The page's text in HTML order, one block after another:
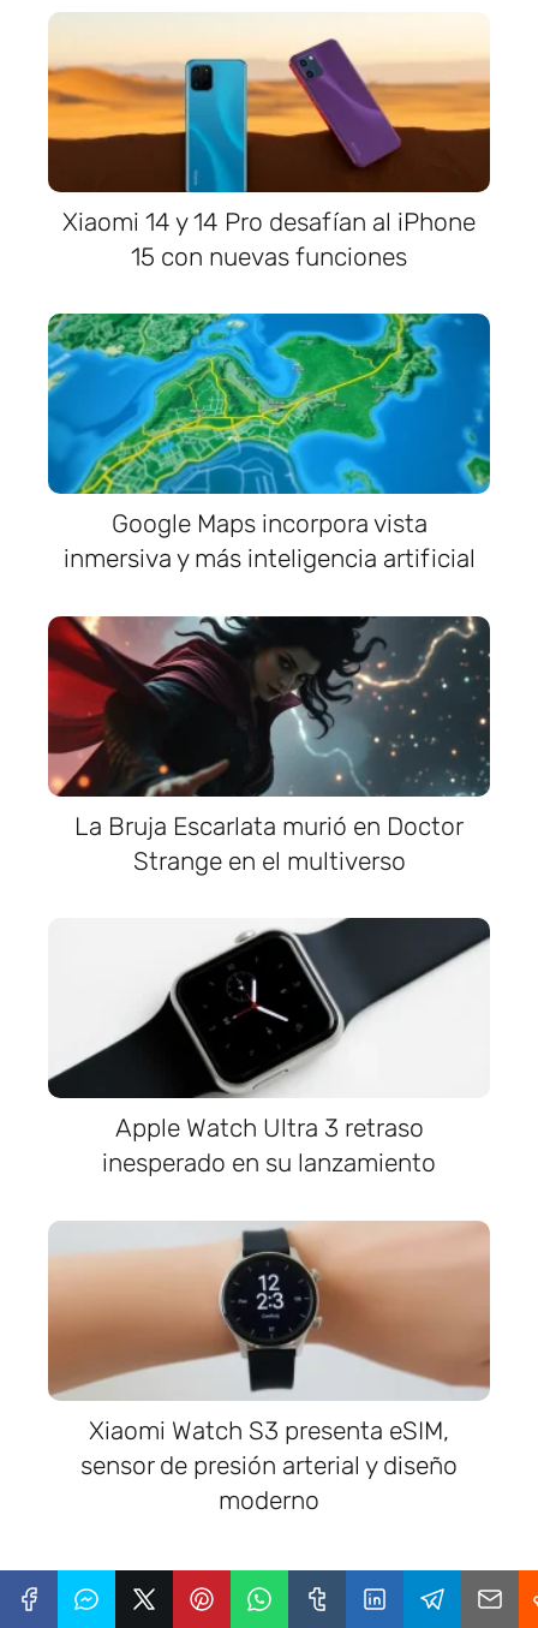
Xiaomi 14 y 14 Pro desafían al iPhone
15 con nuevas funciones
Google Maps incorpora vista
inmersiva y más inteligencia artificial
La Bruja Escarlata murió en Doctor
Strange en el multiverso
Apple Watch Ultra 3 retraso
inesperado en su lanzamiento
Xiaomi Watch S3 presenta eSIM,
sensor de presión arterial y diseño
moderno